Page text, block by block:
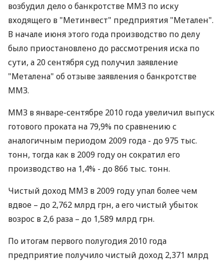
возбудил дело о банкротстве ММЗ по иску
входящего в "Метинвест" предприятия "Метален".
В начале июня этого года производство по делу
было приостановлено до рассмотрения иска по
сути, а 20 сентября суд получил заявление
"Металена" об отзыве заявления о банкротстве
ММЗ.
ММЗ в январе-сентябре 2010 года увеличил выпуск
готового проката на 79,9% по сравнению с
аналогичным периодом 2009 года - до 975 тыс.
тонн, тогда как в 2009 году он сократил его
производство на 1,4% - до 866 тыс. тонн.
Чистый доход ММЗ в 2009 году упал более чем
вдвое – до 2,762 млрд грн, а его чистый убыток
возрос в 2,6 раза – до 1,589 млрд грн.
По итогам первого полугодия 2010 года
предприятие получило чистый доход 2,371 млрд